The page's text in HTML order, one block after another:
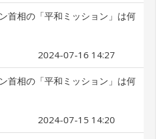
首相の「平和ミッション」は何
2024-07-16 14:27
首相の「平和ミッション」は何
2024-07-15 14:20